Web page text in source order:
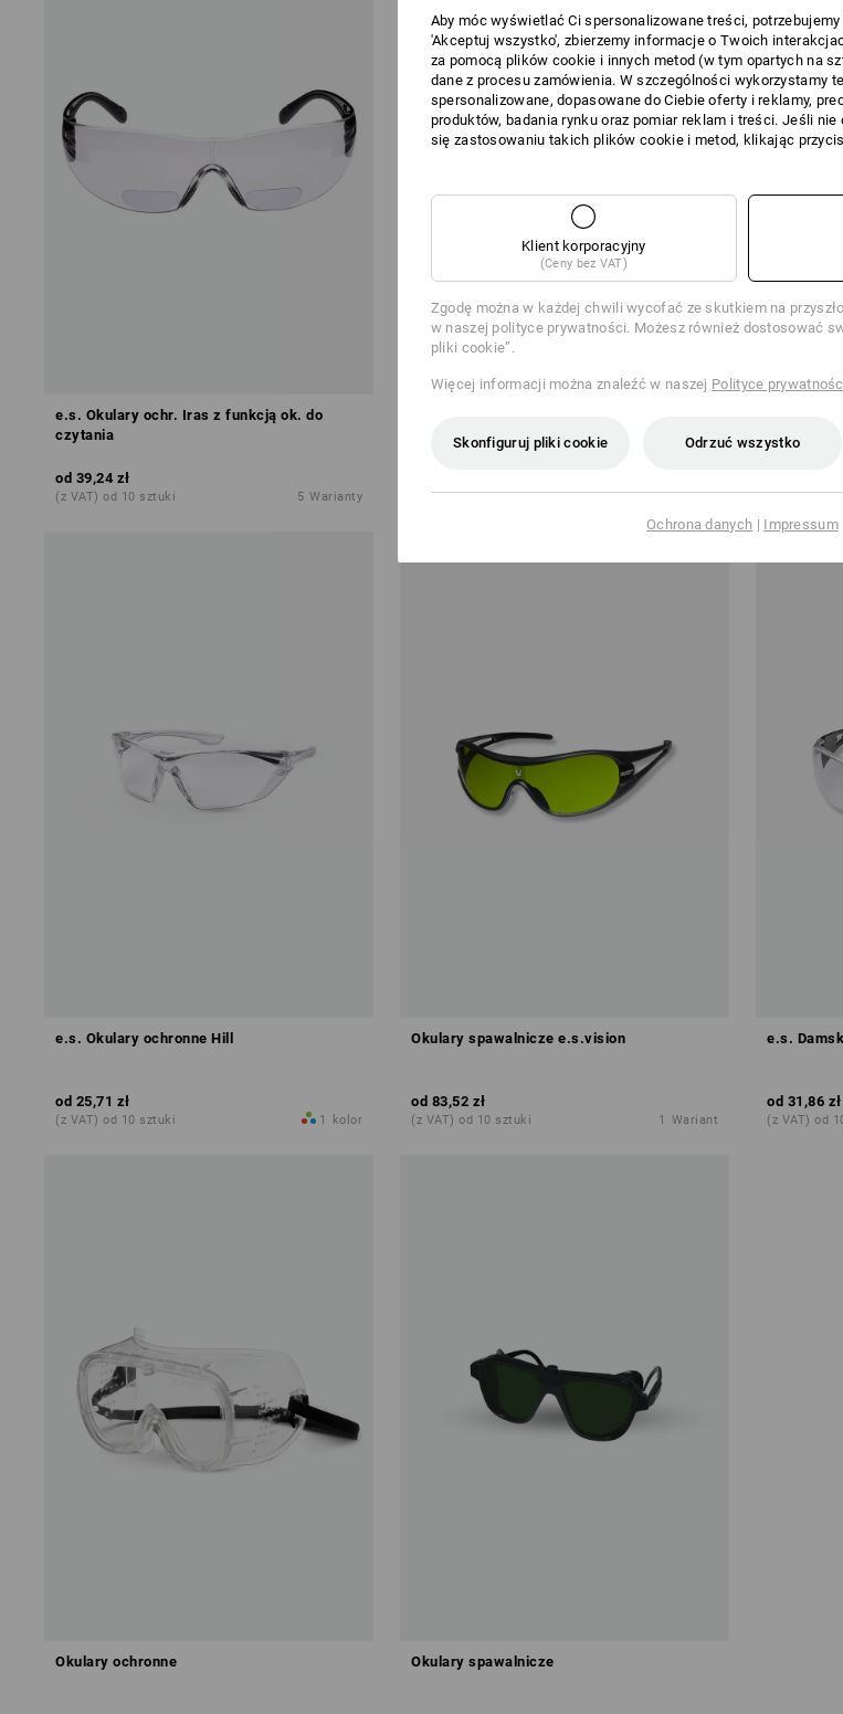
e.s. Okulary ochr. Iras z funkcją ok. do
czytania
od 39,24 zł
(z VAT) od 10 sztuki 5 Warianty (z VAT) od 3 sztuki 1 Wariant
e.s.
(z VAT) od
e.s. Okulary ochronne Hill
od 25,71 zł
(z VAT) od 10 sztuki 1 kolor
Okulary spawalnicze e.s.vision
od 83,52 zł
(z VAT) od 10 sztuki 1 Wariant
e.s.
od 31,86 zł
(z VAT) od
Okulary ochronne Okulary spawalnicze
Aby móc wyświetlać Ci spersonalizowane treści,
'Akceptuj wszystko', zbierzemy informacje o Twoich
za pomocą plików cookie i innych metod (w tym opartych na
dane z procesu zamówienia. W szczególności wykorzystamy
spersonalizowane, dopasowane do Ciebie oferty i reklamy,
produktów, badania rynku oraz pomiar reklam i treści. Jeśli
się zastosowaniu takich plików cookie i metod, klikając
Klient korporacyjny
(Ceny bez VAT)
Zgodę można w każdej chwili wycofać ze skutkiem na
w naszej polityce prywatności. Możesz również dostosować
pliki cookie”.
Więcej informacji można znaleźć w naszej Polityce
Skonfiguruj pliki cookie Odrzuć wszystko
Ochrona danych | Impressum